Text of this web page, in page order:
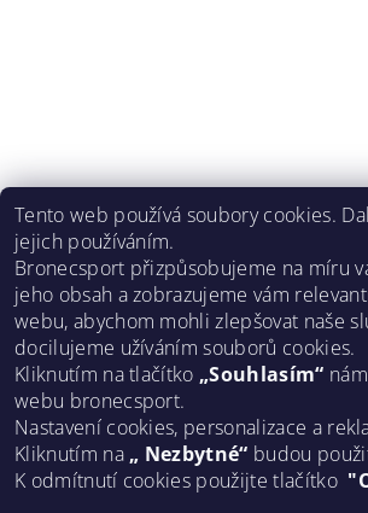
Tento web používá soubory cookies.
jejich používáním.
Bronecsport přizpůsobujeme na míru
jeho obsah a zobrazujeme vám
webu, abychom mohli zlepšovat naše
docilujeme užíváním souborů cookies.
Kliknutím na tlačítko „Souhlasím“
webu bronecsport.
Nastavení cookies, personalizace a
Kliknutím na „ Nezbytné“ budou
K odmítnutí cookies použijte tlačítko